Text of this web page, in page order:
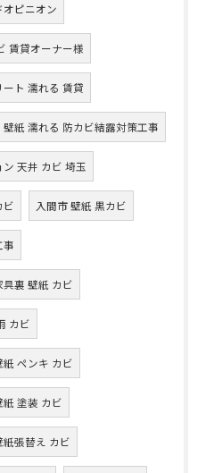
オピニオン
賃貸オーナー様
ト 濡れる 賃貸
壁紙 濡れる 防カビ結露対策工事
天井 カビ 埼玉
ビ 入間市 壁紙 黒カビ
事
裏 壁紙 カビ
カビ
ペンキ カビ
塗装 カビ
張替え カビ